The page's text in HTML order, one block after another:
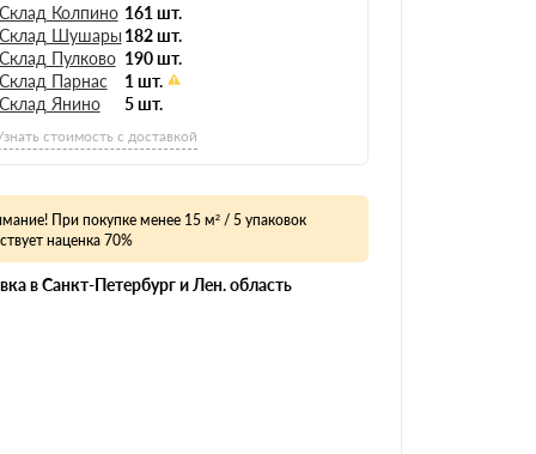
Колпино 161 шт.
Шушары 182 шт.
Пулково 190 шт.
Парнас
1 шт.
Янино
5 шт.
стоимость с доставкой
При покупке менее 15 м² / 5 упаковок
наценка 70%
в Санкт-Петербург и Лен. область